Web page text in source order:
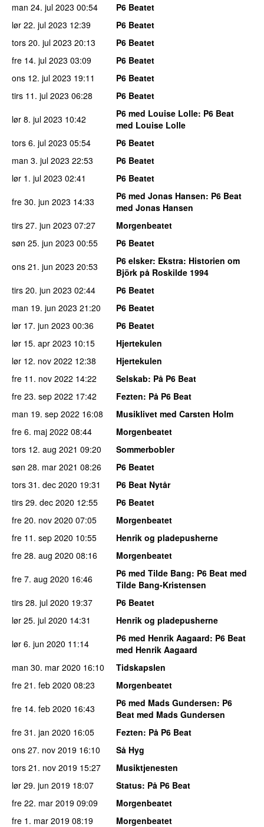
man 24. jul 2023 00:54
P6 Beatet
lør 22. jul 2023 12:39
P6 Beatet
tors 20. jul 2023 20:13
P6 Beatet
fre 14. jul 2023 03:09
P6 Beatet
ons 12. jul 2023 19:11
P6 Beatet
tirs 11. jul 2023 06:28
P6 Beatet
lør 8. jul 2023 10:42 P6 med Louise Lolle: P6 Beat
med Louise Lolle
tors 6. jul 2023 05:54
P6 Beatet
man 3. jul 2023 22:53
P6 Beatet
lør 1. jul 2023 02:41
P6 Beatet
fre 30. jun 2023 14:33 P6 med Jonas Hansen: P6 Beat
med Jonas Hansen
tirs 27. jun 2023 07:27
Morgenbeatet
søn 25. jun 2023 00:55
P6 Beatet
ons 21. jun 2023 20:53 P6 elsker: Ekstra: Historien om
Björk på Roskilde 1994
tirs 20. jun 2023 02:44
P6 Beatet
man 19. jun 2023 21:20
P6 Beatet
lør 17. jun 2023 00:36
P6 Beatet
lør 15. apr 2023 10:15
Hjertekulen
lør 12. nov 2022 12:38
Hjertekulen
fre 11. nov 2022 14:22 Selskab: På P6 Beat
fre 23. sep 2022 17:42 Fezten: På P6 Beat
man 19. sep 2022 16:08
Musiklivet med Carsten Holm
fre 6. maj 2022 08:44
Morgenbeatet
tors 12. aug 2021 09:20
Sommerbobler
søn 28. mar 2021 08:26
P6 Beatet
tors 31. dec 2020 19:31
P6 Beat Nytår
tirs 29. dec 2020 12:55
P6 Beatet
fre 20. nov 2020 07:05
Morgenbeatet
fre 11. sep 2020 10:55
Henrik og pladepusherne
fre 28. aug 2020 08:16
Morgenbeatet
fre 7. aug 2020 16:46 P6 med Tilde Bang: P6 Beat med
Tilde Bang-Kristensen
tirs 28. jul 2020 19:37
P6 Beatet
lør 25. jul 2020 14:31
Henrik og pladepusherne
lør 6. jun 2020 11:14 P6 med Henrik Aagaard: P6 Beat
med Henrik Aagaard
man 30. mar 2020 16:10
Tidskapslen
fre 21. feb 2020 08:23
Morgenbeatet
fre 14. feb 2020 16:43 P6 med Mads Gundersen: P6
Beat med Mads Gundersen
fre 31. jan 2020 16:05 Fezten: På P6 Beat
ons 27. nov 2019 16:10
Så Hyg
tors 21. nov 2019 15:27
Musiktjenesten
lør 29. jun 2019 18:07 Status: På P6 Beat
fre 22. mar 2019 09:09
Morgenbeatet
fre 1. mar 2019 08:19
Morgenbeatet